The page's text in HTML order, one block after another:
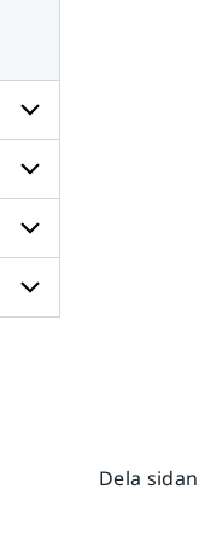
Undersidor
för
Radar
och
satellit
Undersidor
för
Väder
till
havs
Undersidor
för
Dela sidan